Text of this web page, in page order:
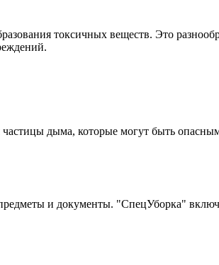
токсичных веществ. Это
дыма, которые могут быть
и документы. "СпецУборка"